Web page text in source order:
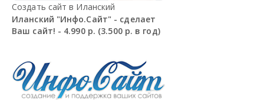
Создать сайт в Иланский
Иланский "Инфо.Сайт" - сделает
Ваш сайт! - 4.990 р. (3.500 р. в год)